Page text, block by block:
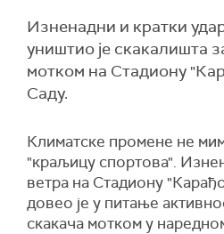
Изненадни и кратки
уништио је скакалишта
мотком на Стадиону
Саду.
Климатске промене не
"краљицу спортова".
ветра на Стадиону
довео је у питање
скакача мотком у